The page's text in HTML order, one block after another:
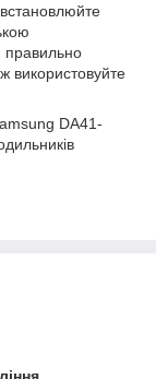
правильно
використовуйте
DA41-